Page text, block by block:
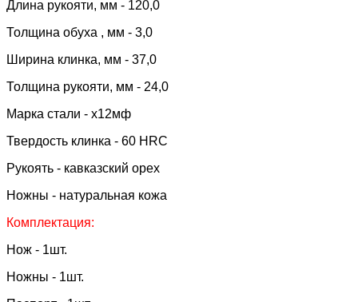
Длина рукояти, мм - 120,0
Толщина обуха , мм - 3,0
Ширина клинка, мм - 37,0
Толщина рукояти, мм - 24,0
Марка стали - х12мф
Твердость клинка - 60 HRC
Рукоять - кавказский орех
Ножны - натуральная кожа
Комплектация:
Нож - 1шт.
Ножны - 1шт.